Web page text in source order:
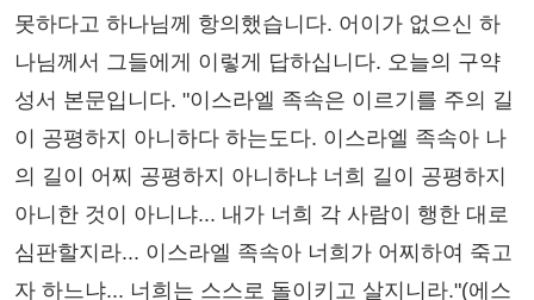
못하다고 하나님께 항의했습니다. 어이가 없으신 하
나님께서 그들에게 이렇게 답하십니다. 오늘의 구약
성서 본문입니다. "이스라엘 족속은 이르기를 주의 길
이 공평하지 아니하다 하는도다. 이스라엘 족속아 나
의 길이 어찌 공평하지 아니하냐 너희 길이 공평하지
아니한 것이 아니냐... 내가 너희 각 사람이 행한 대로
심판할지라... 이스라엘 족속아 너희가 어찌하여 죽고
자 하느냐... 너희는 스스로 돌이키고 살지니라."(에스